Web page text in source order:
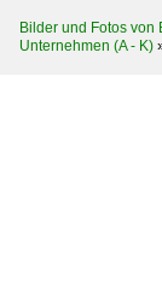
Bilder und Fotos von
Unternehmen (A - K)